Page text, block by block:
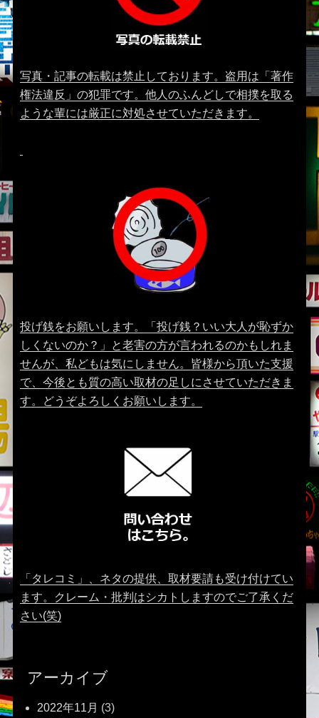
写真・記事の転載は禁止しております。盗用は「著作
権法違反」の犯罪です。他人のふんどしで相撲を取る
ような輩には厳正に対処させていただきます。
投げ銭をお願いします。「投げ銭？いい大人が恥ずか
しくないのか？」と老害の方が言われるのかもしれま
せんが、私どもは気にしません。皆様から頂いた支援
で、今後とも質の高い取材の足しにさせていただきま
す。どうぞよろしくお願いします。
「タレコミ」、ネタの提供、取材要請も受け付けてい
ます。クレーム・批判はシカトしますのでご了承くだ
さい(笑)
アーカイブ
2022年11月 (3)